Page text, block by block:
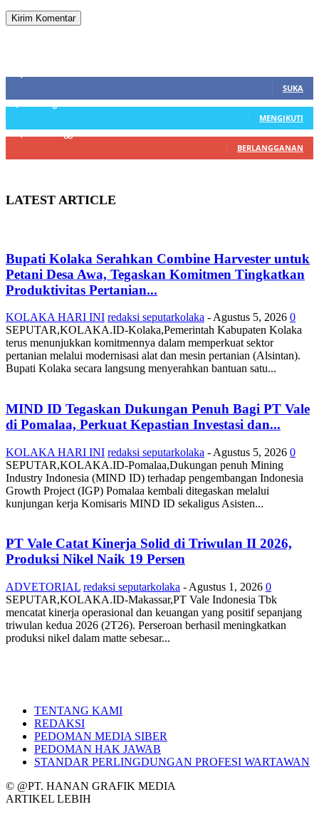
SUKA
MENGIKUTI
BERLANGGANAN
LATEST ARTICLE
Bupati Kolaka Serahkan Combine Harvester untuk
Petani Desa Awa, Tegaskan Komitmen Tingkatkan
Produktivitas Pertanian...
KOLAKA HARI INI redaksi seputarkolaka - Agustus 5, 2026 0
SEPUTAR,KOLAKA.ID-Kolaka,Pemerintah Kabupaten Kolaka
terus menunjukkan komitmennya dalam memperkuat sektor
pertanian melalui modernisasi alat dan mesin pertanian (Alsintan).
Bupati Kolaka secara langsung menyerahkan bantuan satu...
MIND ID Tegaskan Dukungan Penuh Bagi PT Vale
di Pomalaa, Perkuat Kepastian Investasi dan...
KOLAKA HARI INI redaksi seputarkolaka - Agustus 5, 2026 0
SEPUTAR,KOLAKA.ID-Pomalaa,Dukungan penuh Mining
Industry Indonesia (MIND ID) terhadap pengembangan Indonesia
Growth Project (IGP) Pomalaa kembali ditegaskan melalui
kunjungan kerja Komisaris MIND ID sekaligus Asisten...
PT Vale Catat Kinerja Solid di Triwulan II 2026,
Produksi Nikel Naik 19 Persen
ADVETORIAL redaksi seputarkolaka - Agustus 1, 2026 0
SEPUTAR,KOLAKA.ID-Makassar,PT Vale Indonesia Tbk
mencatat kinerja operasional dan keuangan yang positif sepanjang
triwulan kedua 2026 (2T26). Perseroan berhasil meningkatkan
produksi nikel dalam matte sebesar...
TENTANG KAMI
REDAKSI
PEDOMAN MEDIA SIBER
PEDOMAN HAK JAWAB
STANDAR PERLINGDUNGAN PROFESI WARTAWAN
© @PT. HANAN GRAFIK MEDIA
ARTIKEL LEBIH